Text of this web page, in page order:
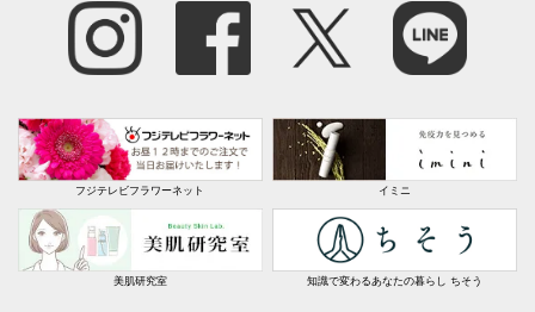
フジテレビフラワーネット イミニ
美肌研究室 知識で変わるあなたの暮らし ちそう